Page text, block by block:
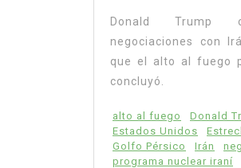
Donald Trump
negociaciones con
que el alto al fuego
concluyó.
alto al fuego
Donald
Estados Unidos
Golfo Pérsico
Irán
programa nuclear iraní